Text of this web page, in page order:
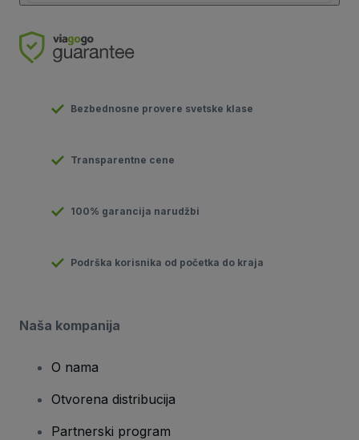
Bezbednosne provere svetske klase
Transparentne cene
100% garancija narudžbi
Podrška korisnika od početka do kraja
Naša kompanija
O nama
Otvorena distribucija
Partnerski program